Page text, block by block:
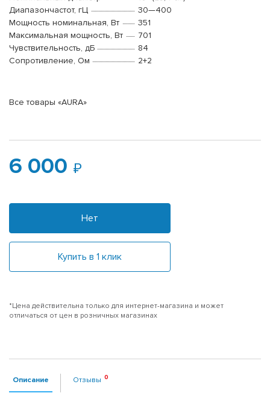
Диапазончастот, гЦ
30—400
Мощность номинальная, Вт
351
Максимальная мощность, Вт
701
Чувствительность, дБ
84
Сопротивление, Ом
2+2
Все товары «AURA»
6 000
Нет
Купить в 1 клик
*Цена действительна только для интернет-магазина и может
отличаться от цен в розничных магазинах
Описание Отзывы